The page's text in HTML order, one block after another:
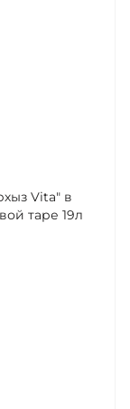
Vita" в
таре 19л